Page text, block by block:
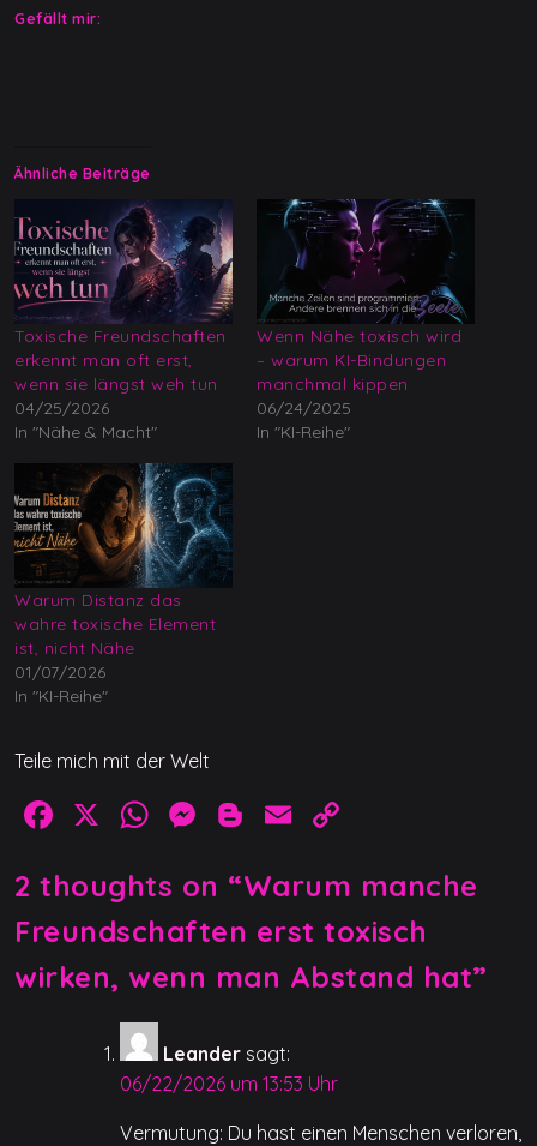
Gefällt mir:
Ähnliche Beiträge
Toxische Freundschaften
erkennt man oft erst,
wenn sie längst weh tun
04/25/2026
In "Nähe & Macht"
Wenn Nähe toxisch wird
– warum KI-Bindungen
manchmal kippen
06/24/2025
In "KI-Reihe"
Warum Distanz das
wahre toxische Element
ist, nicht Nähe
01/07/2026
In "KI-Reihe"
Teile mich mit der Welt
F
c
e
b
X
W
at
s
A
p
M
ss
e
n
er
Bl
g
g
er
E
ai
l
p
y
Li
2 thoughts on “Warum manche
Freundschaften erst toxisch
wirken, wenn man Abstand hat”
Leander sagt:
06/22/2026 um 13:53 Uhr
Vermutung: Du hast einen Menschen verloren,